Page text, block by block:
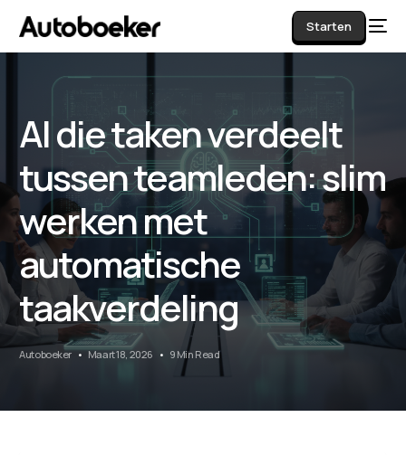
Starten
AI die taken verdeelt
tussen teamleden: slim
werken met
automatische
taakverdeling
Autoboeker Maart 18, 2026 9 Min Read